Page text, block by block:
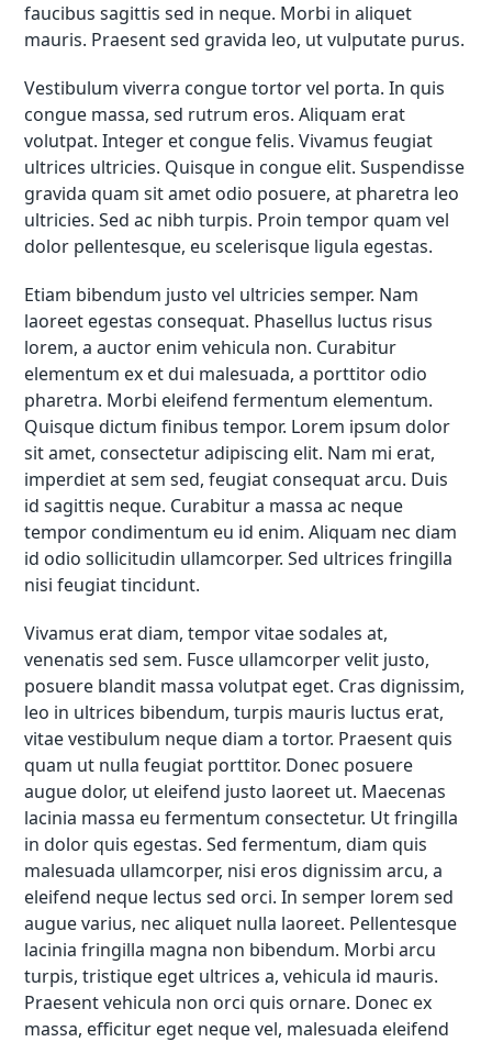
faucibus sagittis sed in neque. Morbi in aliquet
mauris. Praesent sed gravida leo, ut vulputate purus.
Vestibulum viverra congue tortor vel porta. In quis
congue massa, sed rutrum eros. Aliquam erat
volutpat. Integer et congue felis. Vivamus feugiat
ultrices ultricies. Quisque in congue elit. Suspendisse
gravida quam sit amet odio posuere, at pharetra leo
ultricies. Sed ac nibh turpis. Proin tempor quam vel
dolor pellentesque, eu scelerisque ligula egestas.
Etiam bibendum justo vel ultricies semper. Nam
laoreet egestas consequat. Phasellus luctus risus
lorem, a auctor enim vehicula non. Curabitur
elementum ex et dui malesuada, a porttitor odio
pharetra. Morbi eleifend fermentum elementum.
Quisque dictum finibus tempor. Lorem ipsum dolor
sit amet, consectetur adipiscing elit. Nam mi erat,
imperdiet at sem sed, feugiat consequat arcu. Duis
id sagittis neque. Curabitur a massa ac neque
tempor condimentum eu id enim. Aliquam nec diam
id odio sollicitudin ullamcorper. Sed ultrices fringilla
nisi feugiat tincidunt.
Vivamus erat diam, tempor vitae sodales at,
venenatis sed sem. Fusce ullamcorper velit justo,
posuere blandit massa volutpat eget. Cras dignissim,
leo in ultrices bibendum, turpis mauris luctus erat,
vitae vestibulum neque diam a tortor. Praesent quis
quam ut nulla feugiat porttitor. Donec posuere
augue dolor, ut eleifend justo laoreet ut. Maecenas
lacinia massa eu fermentum consectetur. Ut fringilla
in dolor quis egestas. Sed fermentum, diam quis
malesuada ullamcorper, nisi eros dignissim arcu, a
eleifend neque lectus sed orci. In semper lorem sed
augue varius, nec aliquet nulla laoreet. Pellentesque
lacinia fringilla magna non bibendum. Morbi arcu
turpis, tristique eget ultrices a, vehicula id mauris.
Praesent vehicula non orci quis ornare. Donec ex
massa, efficitur eget neque vel, malesuada eleifend